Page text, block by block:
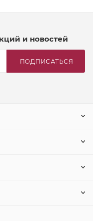
и новостей
ПОДПИСАТЬСЯ